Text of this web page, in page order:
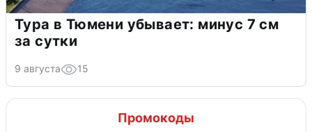
Тура в Тюмени убывает: минус 7 см
за сутки
9 августа 15
Промокоды